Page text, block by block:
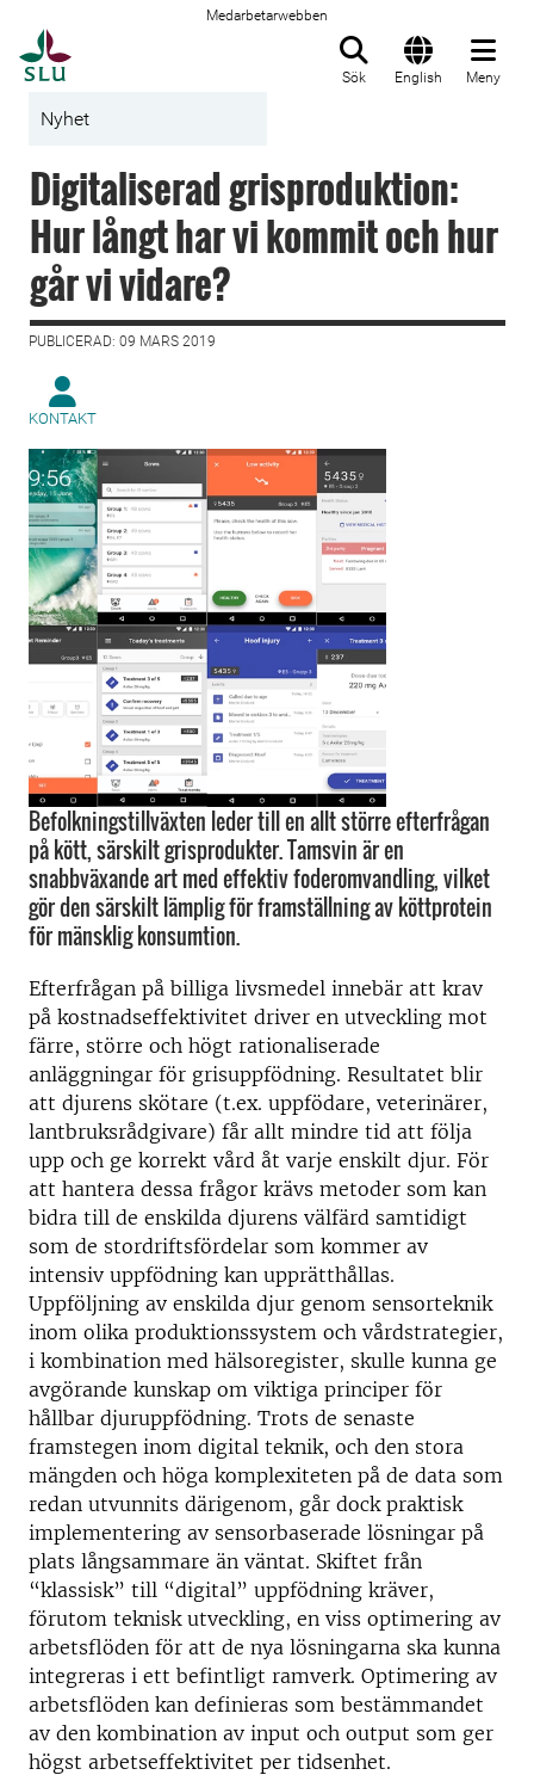
Medarbetarwebben
Sök English Meny
Nyhet
Digitaliserad grisproduktion:
Hur långt har vi kommit och hur
går vi vidare?
PUBLICERAD: 09 MARS 2019
KONTAKT
Befolkningstillväxten leder till en allt större efterfrågan
på kött, särskilt grisprodukter. Tamsvin är en
snabbväxande art med effektiv foderomvandling, vilket
gör den särskilt lämplig för framställning av köttprotein
för mänsklig konsumtion.
Efterfrågan på billiga livsmedel innebär att krav
på kostnadseffektivitet driver en utveckling mot
färre, större och högt rationaliserade
anläggningar för grisuppfödning. Resultatet blir
att djurens skötare (t.ex. uppfödare, veterinärer,
lantbruksrådgivare) får allt mindre tid att följa
upp och ge korrekt vård åt varje enskilt djur. För
att hantera dessa frågor krävs metoder som kan
bidra till de enskilda djurens välfärd samtidigt
som de stordriftsfördelar som kommer av
intensiv uppfödning kan upprätthållas.
Uppföljning av enskilda djur genom sensorteknik
inom olika produktionssystem och vårdstrategier,
i kombination med hälsoregister, skulle kunna ge
avgörande kunskap om viktiga principer för
hållbar djuruppfödning. Trots de senaste
framstegen inom digital teknik, och den stora
mängden och höga komplexiteten på de data som
redan utvunnits därigenom, går dock praktisk
implementering av sensorbaserade lösningar på
plats långsammare än väntat. Skiftet från
“klassisk” till “digital” uppfödning kräver,
förutom teknisk utveckling, en viss optimering av
arbetsflöden för att de nya lösningarna ska kunna
integreras i ett befintligt ramverk. Optimering av
arbetsflöden kan definieras som bestämmandet
av den kombination av input och output som ger
högst arbetseffektivitet per tidsenhet.